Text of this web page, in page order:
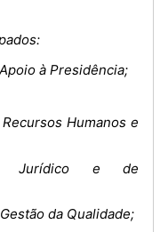
à Presidência;
Humanos e
Jurídico e de
da Qualidade;